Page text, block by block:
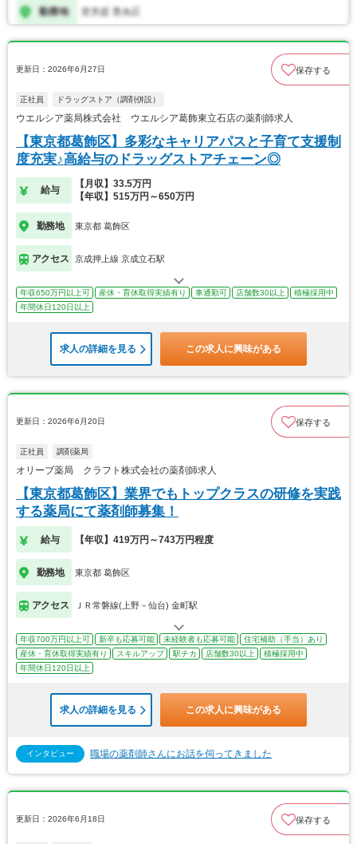
更新日：2026年6月27日 保存する
正社員 ドラッグストア（調剤併設）
ウエルシア薬局株式会社 ウエルシア葛飾東立石店の薬剤師求人
【東京都葛飾区】多彩なキャリアパスと子育て支援制
度充実♪高給与のドラッグストアチェーン◎
給与
【月収】33.5万円
【年収】515万円～650万円
勤務地 東京都 葛飾区
アクセス 京成押上線 京成立石駅
年収650万円以上可 産休・育休取得実績有り 車通勤可 店舗数30以上
積極採用中
年間休日120日以上
求人の詳細を見る この求人に興味がある
更新日：2026年6月20日 保存する
正社員 調剤薬局
オリーブ薬局 クラフト株式会社の薬剤師求人
【東京都葛飾区】業界でもトップクラスの研修を実践
する薬局にて薬剤師募集！
給与 【年収】419万円～743万円程度
勤務地 東京都 葛飾区
アクセス ＪＲ常磐線(上野－仙台) 金町駅
年収700万円以上可 新卒も応募可能 未経験者も応募可能
住宅補助（手当）あり
産休・育休取得実績有り
スキルアップ 駅チカ 店舗数30以上
積極採用中
年間休日120日以上
求人の詳細を見る この求人に興味がある
インタビュー 職場の薬剤師さんにお話を伺ってきました
更新日：2026年6月18日 保存する